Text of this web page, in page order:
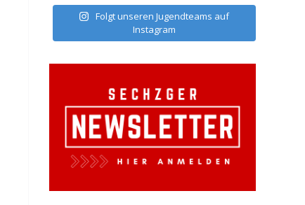
Folgt unseren Jugendteams auf
Instagram